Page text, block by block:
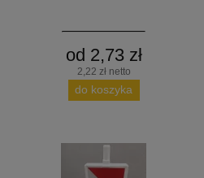
od 2,73 zł
2,22 zł netto
do koszyka